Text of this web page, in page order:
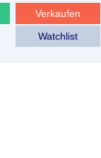
Verkaufen
Watchlist